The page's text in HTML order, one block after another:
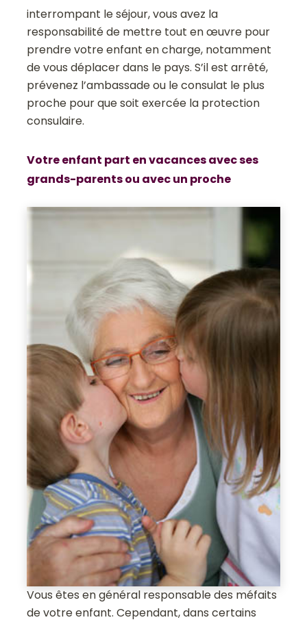
interrompant le séjour, vous avez la
responsabilité de mettre tout en œuvre pour
prendre votre enfant en charge, notamment
de vous déplacer dans le pays. S’il est arrêté,
prévenez l’ambassade ou le consulat le plus
proche pour que soit exercée la protection
consulaire.
Votre enfant part en vacances avec ses
grands-parents ou avec un proche
Vous êtes en général responsable des méfaits
de votre enfant. Cependant, dans certains